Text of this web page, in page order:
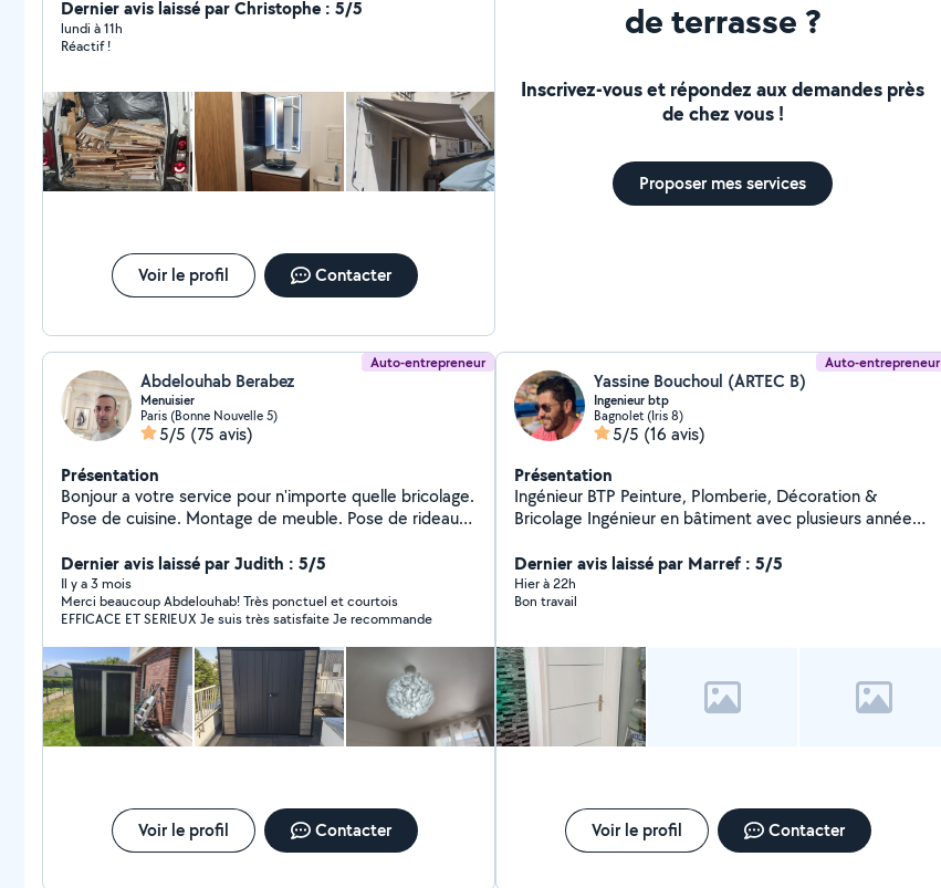
travaux possible. Je suis disponible tout les jours sauf le
dimanche
Dernier avis laissé par Christophe : 5/5
lundi à 11h
Réactif !
Voir le profil Contacter
de terrasse ?
Inscrivez-vous et répondez aux demandes près
de chez vous !
Proposer mes services
Auto-entrepreneur
Abdelouhab Berabez
Menuisier
Paris (Bonne Nouvelle 5)
5/5 (75 avis)
Présentation
Bonjour a votre service pour n'importe quelle bricolage.
Pose de cuisine. Montage de meuble. Pose de rideaux.
Dernier avis laissé par Judith : 5/5
Il y a 3 mois
Merci beaucoup Abdelouhab! Très ponctuel et courtois
EFFICACE ET SERIEUX Je suis très satisfaite Je recommande
Voir le profil Contacter
Auto-entrepreneur
Yassine Bouchoul (ARTEC B)
Ingenieur btp
Bagnolet (Iris 8)
5/5 (16 avis)
Présentation
Ingénieur BTP Peinture, Plomberie, Décoration &
Bricolage Ingénieur en bâtiment avec plusieurs années
travaux à domicile : Peinture intérieure et extérieure
Travaux de plomberie (robinets, fuites, WC, éviers,
douchettes, etc.) Montage et installation de meubles,
intérieur Petits travaux de rénovation et d'entretien
Travail soigné, finitions de qualité et conseils
techniques personnalisés. Devis gratuit et intervention
rapide.
Dernier avis laissé par Marref : 5/5
Hier à 22h
Bon travail
Voir le profil Contacter